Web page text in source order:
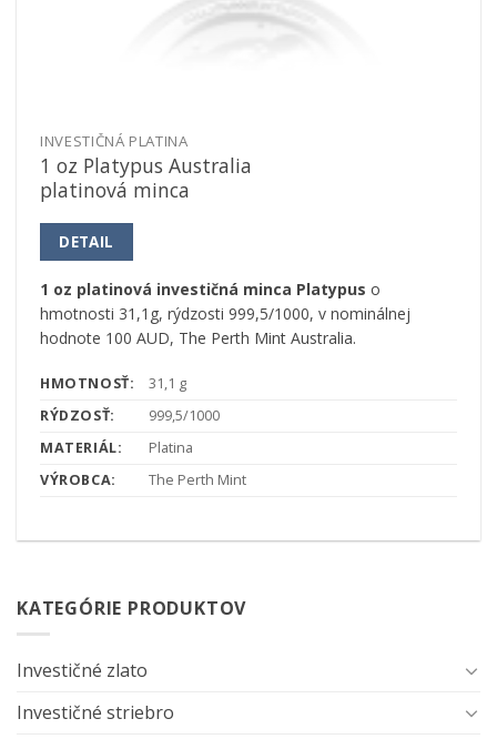
INVESTIČNÁ PLATINA
1 oz Platypus Australia
platinová minca
DETAIL
1 oz platinová investičná minca Platypus o
hmotnosti 31,1g, rýdzosti 999,5/1000, v nominálnej
hodnote 100 AUD, The Perth Mint Australia.
HMOTNOSŤ:
31,1 g
RÝDZOSŤ:
999,5/1000
MATERIÁL:
Platina
VÝROBCA:
The Perth Mint
KATEGÓRIE PRODUKTOV
Investičné zlato
Investičné striebro